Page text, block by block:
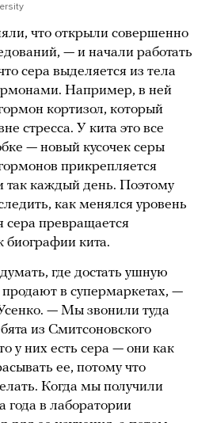
что открыли совершенно
— и начали работать
сера выделяется из тела
Например, в ней
кортизол, который
стресса. У кита это все
— новый кусочек серы
прикрепляется
так каждый день. Поэтому
как менялся уровень
сера превращается
биографии кита.
где достать ушную
в супермаркетах, —
— Мы звонили туда
из Смитсоновского
у них есть сера — они как
ее, потому что
Когда мы получили
года в лаборатории